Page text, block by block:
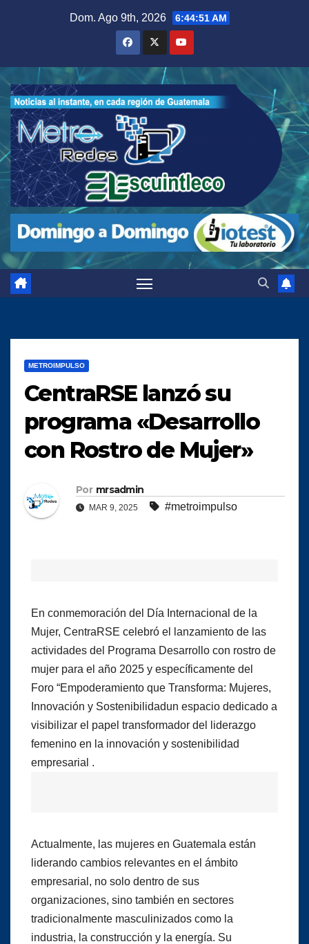
Dom. Ago 9th, 2026 6:44:52 AM
METROIMPULSO
CentraRSE lanzó su
programa «Desarrollo
con Rostro de Mujer»
Por mrsadmin
MAR 9, 2025 #metroimpulso
En conmemoración del Día Internacional de la
Mujer, CentraRSE celebró el lanzamiento de las
actividades del Programa Desarrollo con rostro de
mujer para el año 2025 y específicamente del
Foro “Empoderamiento que Transforma: Mujeres,
Innovación y Sostenibilidadun espacio dedicado a
visibilizar el papel transformador del liderazgo
femenino en la innovación y sostenibilidad
empresarial .
Actualmente, las mujeres en Guatemala están
liderando cambios relevantes en el ámbito
empresarial, no solo dentro de sus
organizaciones, sino también en sectores
tradicionalmente masculinizados como la
industria, la construcción y la energía. Su